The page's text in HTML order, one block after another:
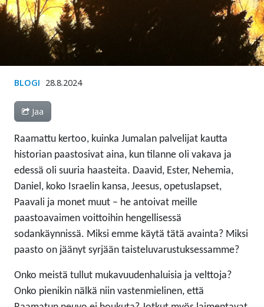
BLOGI 28.8.2024
Jaa
Raamattu kertoo, kuinka Jumalan palvelijat kautta
historian paastosivat aina, kun tilanne oli vakava ja
edessä oli suuria haasteita. Daavid, Ester, Nehemia,
Daniel, koko Israelin kansa, Jeesus, opetuslapset,
Paavali ja monet muut – he antoivat meille
paastoavaimen voittoihin hengellisessä
sodankäynnissä. Miksi emme käytä tätä avainta? Miksi
paasto on jäänyt syrjään taisteluvarustuksessamme?
Onko meistä tullut mukavuudenhaluisia ja velttoja?
Onko pienikin nälkä niin vastenmielinen, että